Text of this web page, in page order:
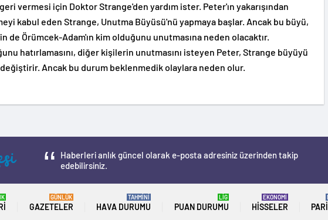
vermesi için Doktor Strange'den yardım ister. Peter'ın yakarışından
kabul eden Strange, Unutma Büyüsü'nü yapmaya başlar. Ancak bu büyü,
de Örümcek-Adam'ın kim olduğunu unutmasına neden olacaktır.
hatırlamasını, diğer kişilerin unutmasını isteyen Peter, Strange büyüyü
Ancak bu durum beklenmedik olaylara neden olur.
Haberleri anlık güncel olarak e-posta adresiniz üzerinden takip
edebilirsiniz.
GAZETELER
GÜNLÜK
HAVA DURUMU
TAHMİNİ
PUAN DURUMU
LİG
HISSELER
EKONOMİ